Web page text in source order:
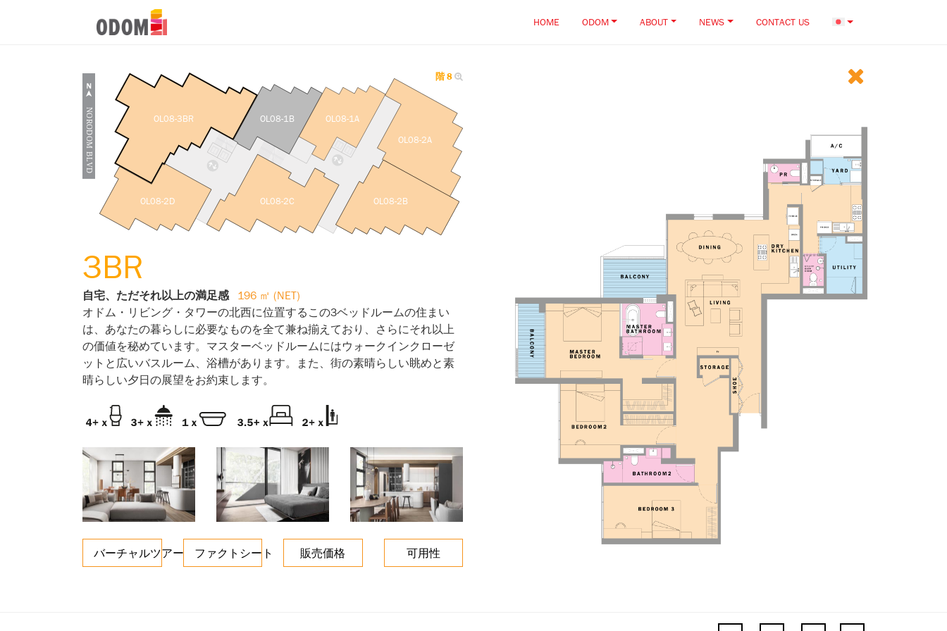
HOME ODOM ABOUT NEWS CONTACT US
階 8
OL08-2D
OL08-1B
OL08-2C
OL08-1A
OL08-3BR
OL08-2A
OL08-2B
3BR
自宅、ただそれ以上の満足感
196 ㎡ (NET)
オドム・リビング・タワーの北西に位置するこの3ベッドルームの住まい
は、あなたの暮らしに必要なものを全て兼ね揃えており、さらにそれ以上
の価値を秘めています。マスターベッドルームにはウォークインクローゼ
ットと広いバスルーム、浴槽があります。また、街の素晴らしい眺めと素
晴らしい夕日の展望をお約束します。
バーチャルツアー ファクトシート 販売価格 可用性